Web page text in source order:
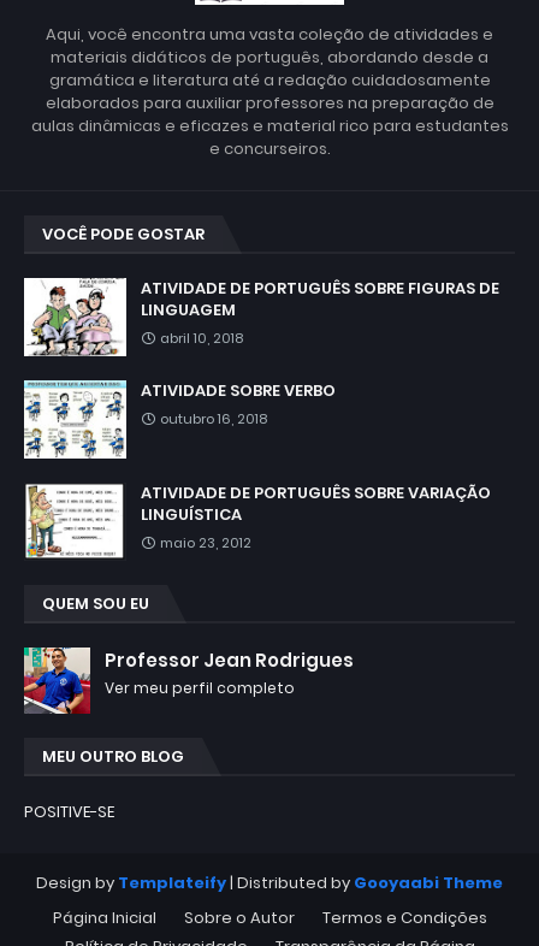
Aqui, você encontra uma vasta coleção de atividades e
materiais didáticos de português, abordando desde a
gramática e literatura até a redação cuidadosamente
elaborados para auxiliar professores na preparação de
aulas dinâmicas e eficazes e material rico para estudantes
e concurseiros.
VOCÊ PODE GOSTAR
ATIVIDADE DE PORTUGUÊS SOBRE FIGURAS DE
LINGUAGEM
abril 10, 2018
ATIVIDADE SOBRE VERBO
outubro 16, 2018
ATIVIDADE DE PORTUGUÊS SOBRE VARIAÇÃO
LINGUÍSTICA
maio 23, 2012
QUEM SOU EU
Professor Jean Rodrigues
Ver meu perfil completo
MEU OUTRO BLOG
POSITIVE-SE
Design by Templateify | Distributed by Gooyaabi Theme
Página Inicial
Sobre o Autor
Termos e Condições